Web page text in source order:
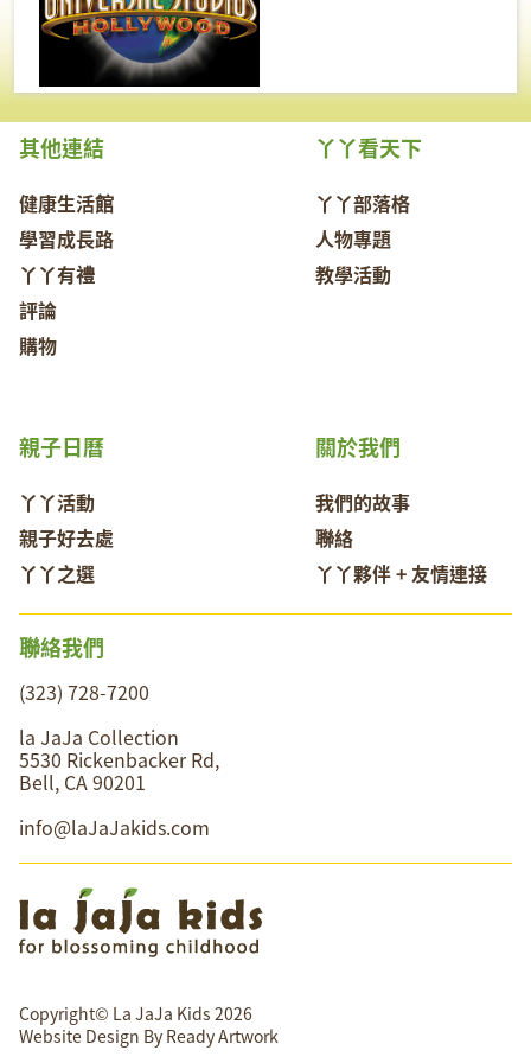
其他連結
健康生活館
學習成長路
丫丫有禮
評論
購物
丫丫看天下
丫丫部落格
人物專題
教學活動
關於我們
我們的故事
聯絡
丫丫夥伴 + 友情連接
親子日曆
丫丫活動
親子好去處
丫丫之選
聯絡我們
(323) 728-7200
la JaJa Collection
5530 Rickenbacker Rd,
Bell, CA 90201
info@laJaJakids.com
Copyright© La JaJa Kids 2026
Website Design By Ready Artwork